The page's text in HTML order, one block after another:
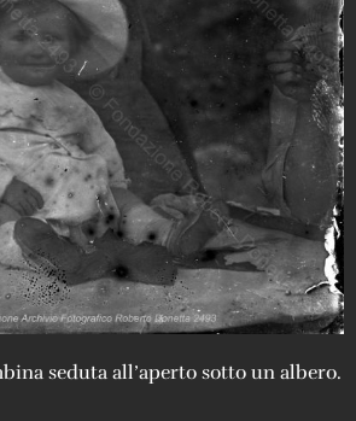
seduta all’aperto sotto un albero.